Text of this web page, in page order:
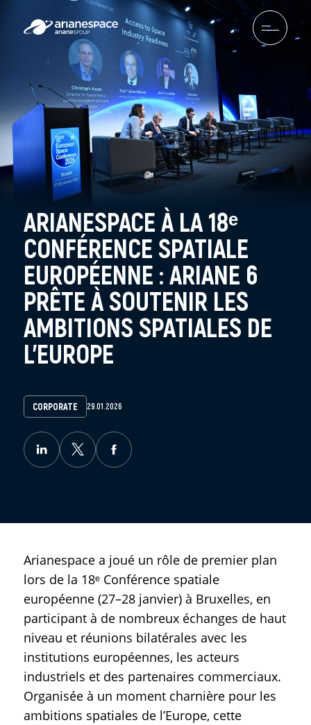
ARIANESPACE À LA 18ᵉ
CONFÉRENCE SPATIALE
EUROPÉENNE : ARIANE 6
PRÊTE À SOUTENIR LES
AMBITIONS SPATIALES DE
L’EUROPE
CORPORATE 29.01.2026
Arianespace a joué un rôle de premier plan
lors de la 18ᵉ Conférence spatiale
européenne (27–28 janvier) à Bruxelles, en
participant à de nombreux échanges de haut
niveau et réunions bilatérales avec les
institutions européennes, les acteurs
industriels et des partenaires commerciaux.
Organisée à un moment charnière pour les
ambitions spatiales de l’Europe, cette